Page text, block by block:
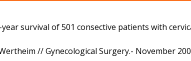
survival of 501 consective patients with
// Gynecological Surgery.- November